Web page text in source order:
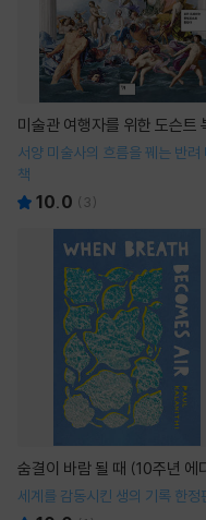
미술관 여행자를 위한 도슨트
서양 미술사의 흐름을 꿰는 반려
책
10.0 ( 3)
숨결이 바람 될 때 (10주년 에
세계를 감동시킨 생의 기록 한정